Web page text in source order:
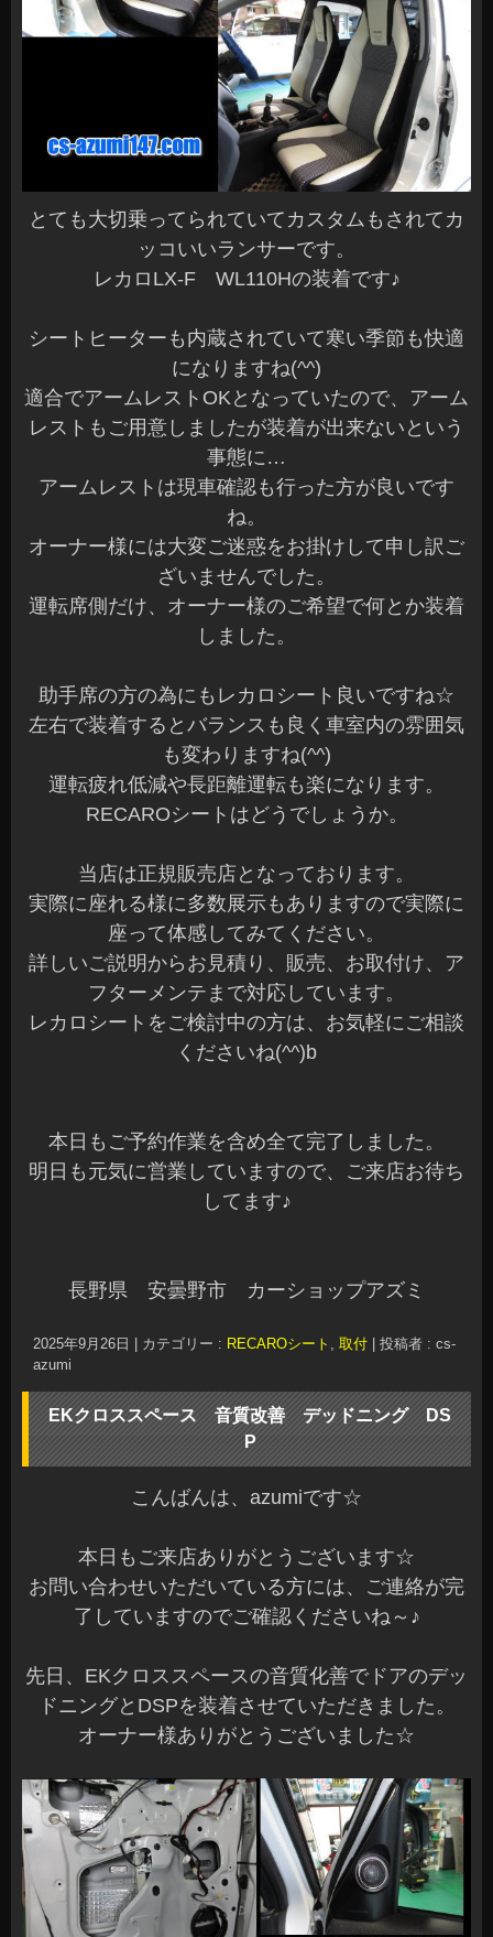
とても大切乗ってられていてカスタムもされてカ
ッコいいランサーです。
レカロLX-F WL110Hの装着です♪
シートヒーターも内蔵されていて寒い季節も快適
になりますね(^^)
適合でアームレストOKとなっていたので、アーム
レストもご用意しましたが装着が出来ないという
事態に…
アームレストは現車確認も行った方が良いです
ね。
オーナー様には大変ご迷惑をお掛けして申し訳ご
ざいませんでした。
運転席側だけ、オーナー様のご希望で何とか装着
しました。
助手席の方の為にもレカロシート良いですね☆
左右で装着するとバランスも良く車室内の雰囲気
も変わりますね(^^)
運転疲れ低減や長距離運転も楽になります。
RECAROシートはどうでしょうか。
当店は正規販売店となっております。
実際に座れる様に多数展示もありますので実際に
座って体感してみてください。
詳しいご説明からお見積り、販売、お取付け、ア
フターメンテまで対応しています。
レカロシートをご検討中の方は、お気軽にご相談
くださいね(^^)b
本日もご予約作業を含め全て完了しました。
明日も元気に営業していますので、ご来店お待ち
してます♪
長野県 安曇野市 カーショップアズミ
2025年9月26日 カテゴリー : RECAROシート , 取付
投稿者 : cs-
azumi
EKクロススペース 音質改善 デッドニング DS
P
こんばんは、azumiです☆
本日もご来店ありがとうございます☆
お問い合わせいただいている方には、ご連絡が完
了していますのでご確認くださいね～♪
先日、EKクロススペースの音質化善でドアのデッ
ドニングとDSPを装着させていただきました。
オーナー様ありがとうございました☆